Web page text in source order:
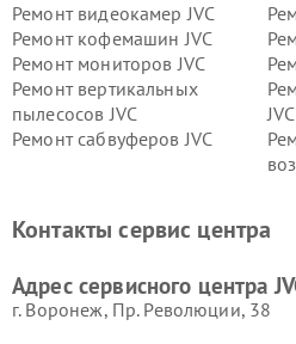
Ремонт видеокамер JVC
Ремонт кофемашин JVC
Ремонт мониторов JVC
Ремонт вертикальных
пылесосов JVC
JVC
Ремонт сабвуферов JVC
Контакты сервис центра
Адрес сервисного центра
г. Воронеж, Пр. Революции, 38